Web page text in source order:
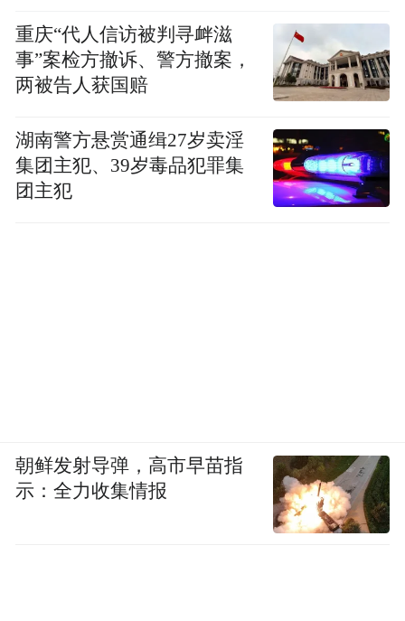
重庆“代人信访被判寻衅滋
事”案检方撤诉、警方撤案，
两被告人获国赔
湖南警方悬赏通缉27岁卖淫
集团主犯、39岁毒品犯罪集
团主犯
朝鲜发射导弹，高市早苗指
示：全力收集情报